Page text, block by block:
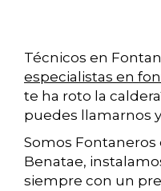
Técnicos en
especialistas en
te ha roto la
puedes llamarnos
Somos Fontaneros
Benatae,
siempre con un